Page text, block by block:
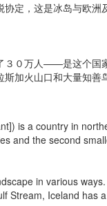
，这是冰岛与欧洲
０万人——是这个国
加火山口和大量知
is a country in
and the second
in various
Stream, Iceland